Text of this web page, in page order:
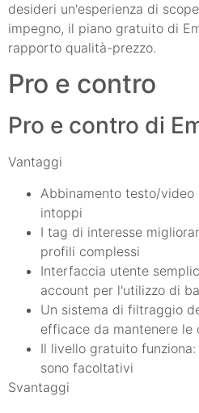
desideri un'esperienza di
impegno, il piano gratuito di
rapporto qualità-prezzo.
Pro e contro
Pro e contro di
Vantaggi
Abbinamento testo/video
intoppi
I tag di interesse
profili complessi
Interfaccia utente
account per l'utilizzo di
Un sistema di filtraggio
efficace da mantenere le
Il livello gratuito
sono facoltativi
Svantaggi